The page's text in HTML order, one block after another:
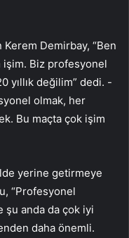
Demirbay, “Ben
Biz profesyonel
yıllık değilim” dedi. -
olmak, her
Bu maçta çok işim
yerine getirmeye
“Profesyonel
şu anda da çok iyi
daha önemli.